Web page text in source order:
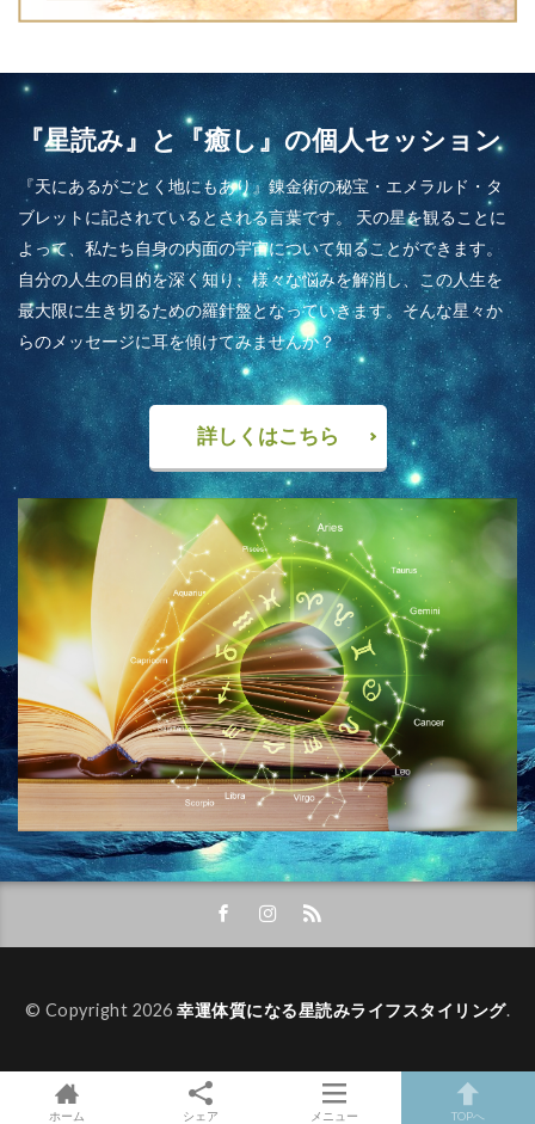
『星読み』と『癒し』の個人セッション
『天にあるがごとく地にもあり』錬金術の秘宝・エメラルド・タ
ブレットに記されているとされる言葉です。 天の星を観ることに
よって、私たち自身の内面の宇宙について知ることができます。
自分の人生の目的を深く知り、様々な悩みを解消し、この人生を
最大限に生き切るための羅針盤となっていきます。そんな星々か
らのメッセージに耳を傾けてみませんか？
詳しくはこちら
© Copyright 2026幸運体質になる星読みライフスタイリング.
ホーム シェア メニュー TOPへ